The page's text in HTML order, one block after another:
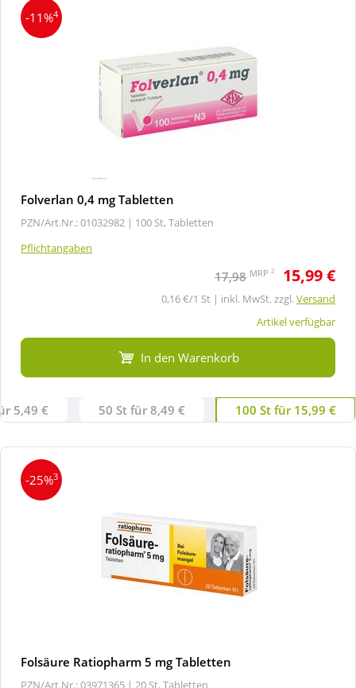
-11%4
Folverlan 0,4 mg Tabletten
PZN/Art.Nr.: 01032982 | 100 St, Tabletten
Pflichtangaben
17,98 MRP 2 15,99 €
0,16 €/1 St | inkl. MwSt. zzgl.Versand
Artikel verfügbar
In den Warenkorb
5,49 € 50 St für 8,49 € 100 St für 15,99 €
-25%3
Folsäure Ratiopharm 5 mg Tabletten
PZN/Art.Nr.: 03971365 | 20 St, Tabletten